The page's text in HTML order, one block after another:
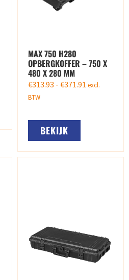
MAX 750 H280
OPBERGKOFFER – 750 X
480 X 280 MM
€313.93 - €371.91 excl.
BTW
BEKIJK